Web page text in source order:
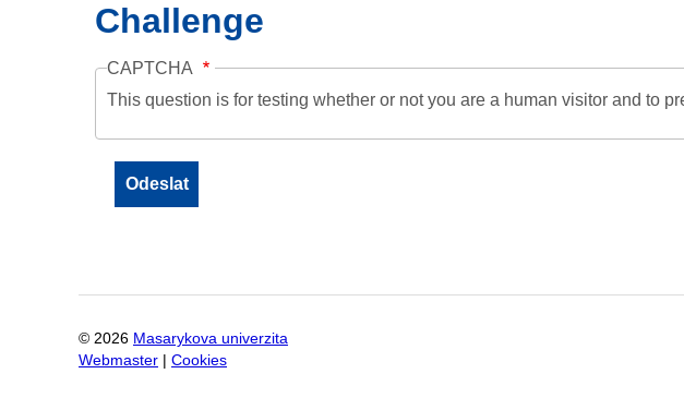
Challenge
CAPTCHA
This question is for testing whether or not you are a human visitor and to
© 2026 Masarykova univerzita
Webmaster
Cookies